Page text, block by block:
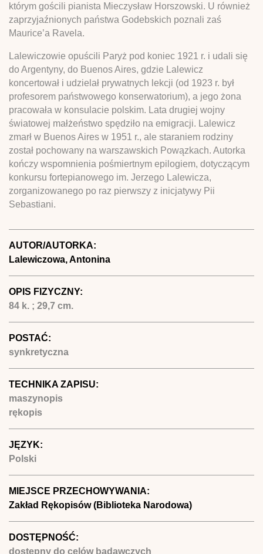
którym gościli pianista Mieczysław Horszowski. U również
zaprzyjaźnionych państwa Godebskich poznali zaś
Maurice’a Ravela.
Lalewiczowie opuścili Paryż pod koniec 1921 r. i udali się
do Argentyny, do Buenos Aires, gdzie Lalewicz
koncertował i udzielał prywatnych lekcji (od 1923 r. był
profesorem państwowego konserwatorium), a jego żona
pracowała w konsulacie polskim. Lata drugiej wojny
światowej małżeństwo spędziło na emigracji. Lalewicz
zmarł w Buenos Aires w 1951 r., ale staraniem rodziny
został pochowany na warszawskich Powązkach. Autorka
kończy wspomnienia pośmiertnym epilogiem, dotyczącym
konkursu fortepianowego im. Jerzego Lalewicza,
zorganizowanego po raz pierwszy z inicjatywy Pii
Sebastiani.
AUTOR/AUTORKA:
Lalewiczowa, Antonina
OPIS FIZYCZNY:
84 k. ; 29,7 cm.
POSTAĆ:
synkretyczna
TECHNIKA ZAPISU:
maszynopis
rękopis
JĘZYK:
Polski
MIEJSCE PRZECHOWYWANIA:
Zakład Rękopisów (Biblioteka Narodowa)
DOSTĘPNOŚĆ:
dostępny do celów badawczych